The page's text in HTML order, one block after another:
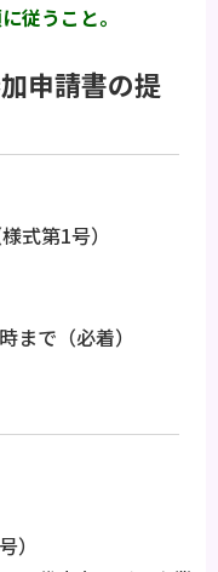
従うこと。
申請書の提
式第1号）
まで（必着）
）